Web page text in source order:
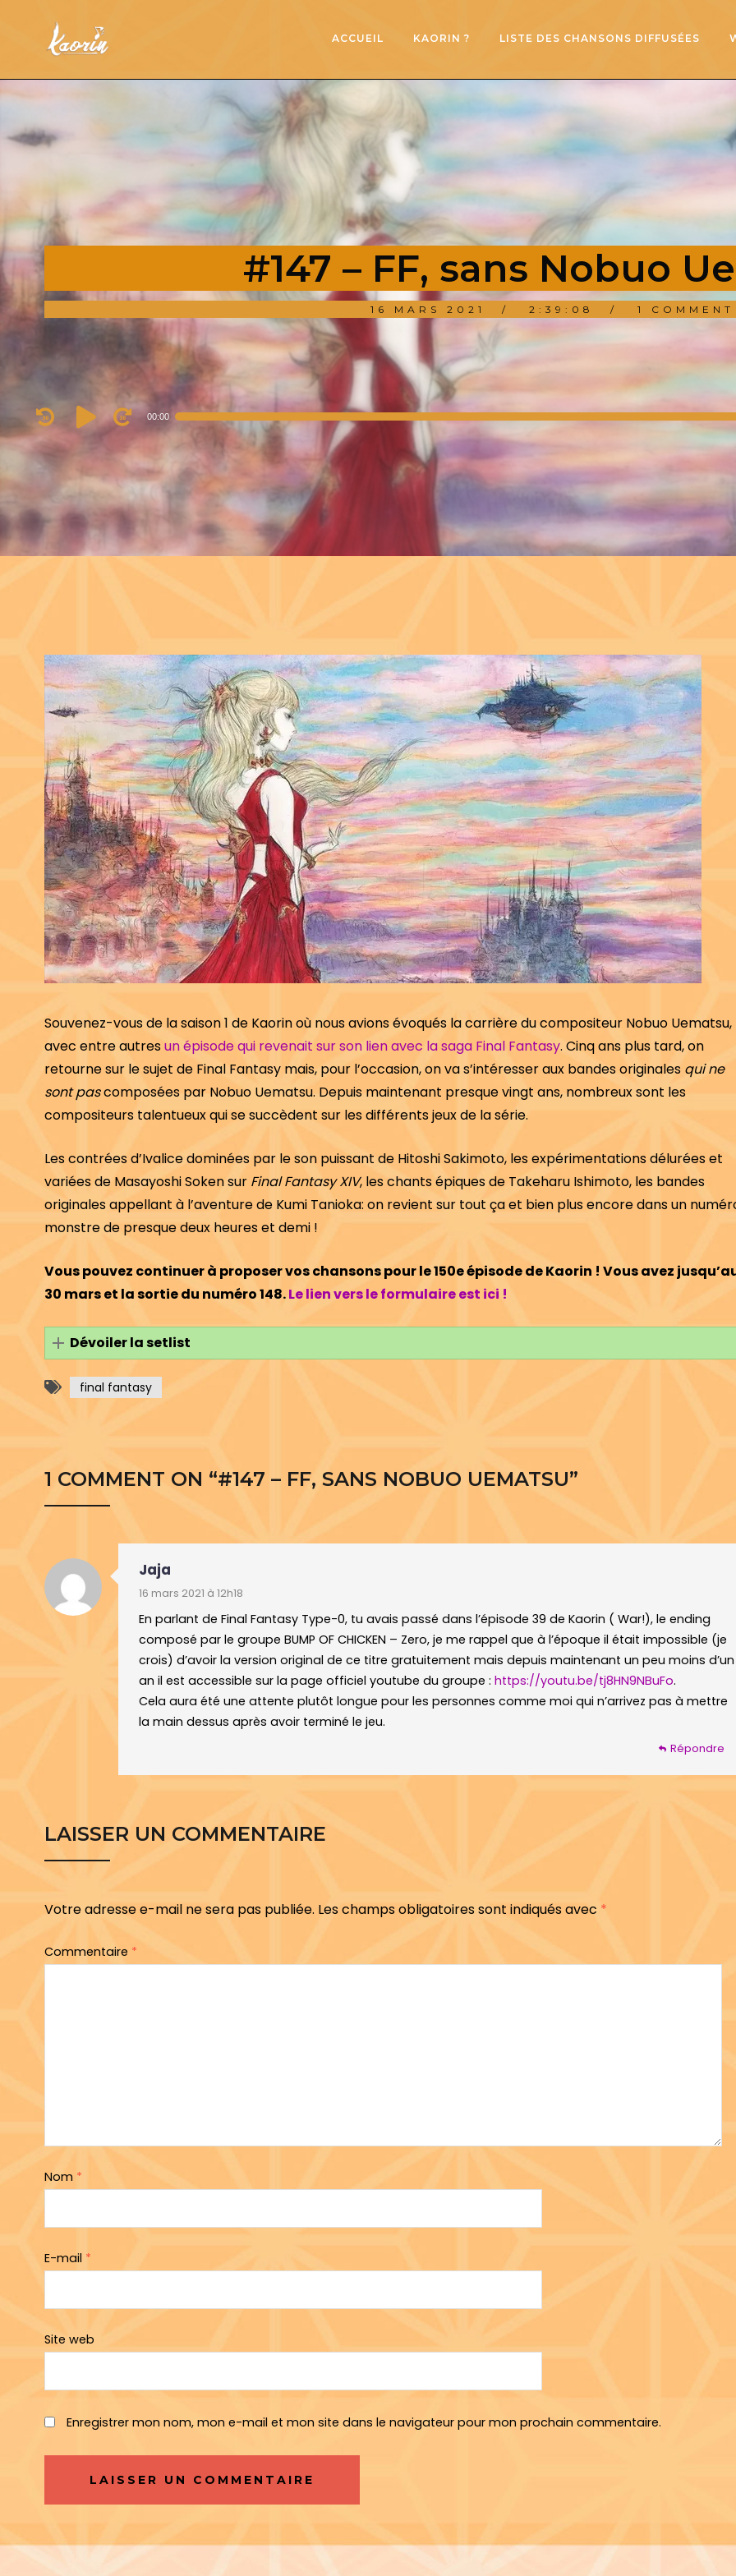
ACCUEIL KAORIN ? LISTE DES CHANSONS DIFFUSÉES
#147 – FF, sans Nobuo
16 MARS 2021 2:39:08 1 COMMENT
Audio
Player
00:00
Souvenez-vous de la saison 1 de Kaorin où nous avions évoqués la carrière du compositeur Nobuo Uematsu,
avec entre autresun épisode qui revenait sur son lien avec la saga Final Fantasy. Cinq ans plus tard, on
retourne sur le sujet de Final Fantasy mais, pour l’occasion, on va s’intéresser aux bandes originales qui ne
sont pascomposées par Nobuo Uematsu. Depuis maintenant presque vingt ans, nombreux sont les
compositeurs talentueux qui se succèdent sur les différents jeux de la série.
Les contrées d’Ivalice dominées par le son puissant de Hitoshi Sakimoto, les expérimentations délurées et
variées de Masayoshi Soken sur Final Fantasy XIV, les chants épiques de Takeharu Ishimoto, les bandes
originales appellant à l’aventure de Kumi Tanioka: on revient sur tout ça et bien plus encore dans un
monstre de presque deux heures et demi !
Vous pouvez continuer à proposer vos chansons pour le 150e épisode de Kaorin ! Vous avez
30 mars et la sortie du numéro 148.Le lien vers le formulaire est ici !
Dévoiler la setlist
final fantasy
1 COMMENT ON “#147 – FF, SANS NOBUO UEMATSU”
Jaja
16 mars 2021 à 12h18
En parlant de Final Fantasy Type-0, tu avais passé dans l’épisode 39 de Kaorin ( War!), le ending
composé par le groupe BUMP OF CHICKEN – Zero, je me rappel que à l’époque il était impossible (je
crois) d’avoir la version original de ce titre gratuitement mais depuis maintenant un peu moins d’un
an il est accessible sur la page officiel youtube du groupe : https://youtu.be/tj8HN9NBuFo.
Cela aura été une attente plutôt longue pour les personnes comme moi qui n’arrivez pas à mettre
la main dessus après avoir terminé le jeu.
Répondre
LAISSER UN COMMENTAIRE
Votre adresse e-mail ne sera pas publiée. Les champs obligatoires sont indiqués avec *
Commentaire *
Nom *
E-mail *
Site web
Enregistrer mon nom, mon e-mail et mon site dans le navigateur pour mon prochain commentaire.